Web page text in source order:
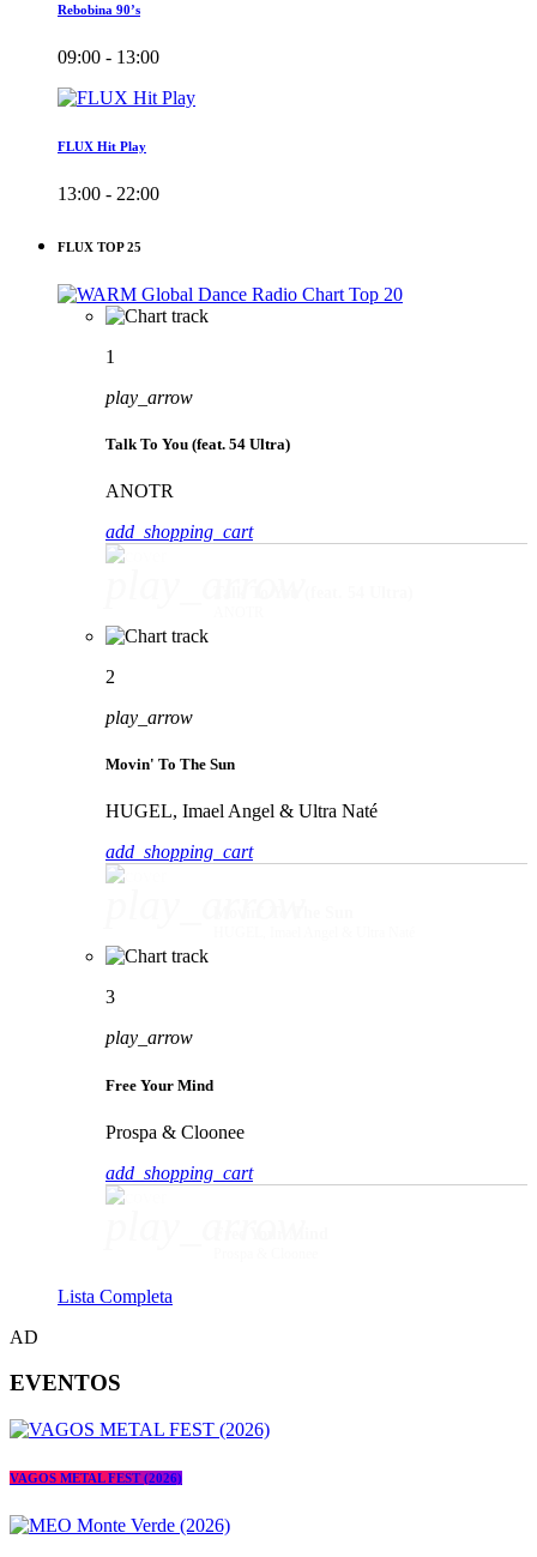
Rebobina 90’s
09:00 - 13:00
FLUX Hit Play
13:00 - 22:00
FLUX TOP 25
1
play_arrow
Talk To You (feat. 54 Ultra)
ANOTR
add_shopping_cart
2
play_arrow
Movin' To The Sun
HUGEL, Imael Angel & Ultra Naté
add_shopping_cart
3
play_arrow
Free Your Mind
Prospa & Cloonee
add_shopping_cart
Lista Completa
AD
EVENTOS
VAGOS METAL FEST (2026)